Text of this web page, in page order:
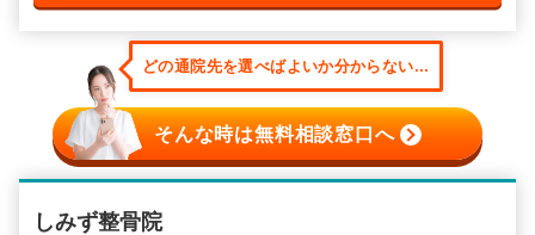
どの通院先を選べばよいか分からない...
そんな時は無料相談窓口へ
しみず整骨院